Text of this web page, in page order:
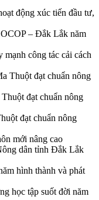
động xúc tiến đầu tư,
– Đắk Lắk năm
công tác cải cách
Thuột đạt chuẩn nông
đạt chuẩn nông
đạt chuẩn nông
mới nâng cao
dân tỉnh Đắk Lắk
hình thành và phát
học tập suốt đời năm